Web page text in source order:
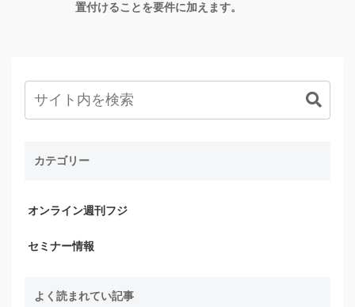
置付けることを要件に加えます。
カテゴリー
オンライン週刊フジ
セミナー情報
よく読まれてい記事